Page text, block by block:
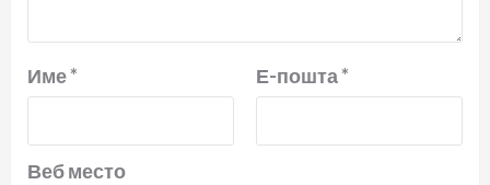
Име* Е-пошта*
Веб место